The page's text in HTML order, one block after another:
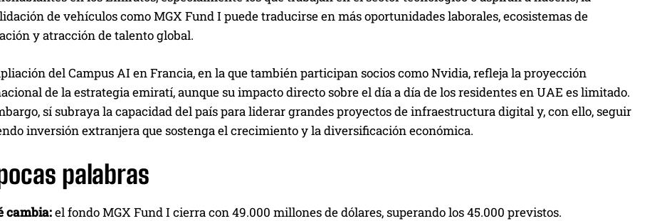
de vehículos como MGX Fund I puede traducirse en más oportunidades laborales, ecosistemas de
y atracción de talento global.
del Campus AI en Francia, en la que también participan socios como Nvidia, refleja la proyección
de la estrategia emiratí, aunque su impacto directo sobre el día a día de los residentes en UAE es limitado.
sí subraya la capacidad del país para liderar grandes proyectos de infraestructura digital y, con ello, seguir
inversión extranjera que sostenga el crecimiento y la diversificación económica.
palabras
cambia:el fondo MGX Fund I cierra con 49.000 millones de dólares, superando los 45.000 previstos.